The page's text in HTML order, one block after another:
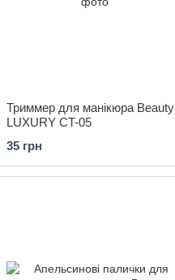
Триммер для манікюра Beauty
LUXURY CT-05
35 грн